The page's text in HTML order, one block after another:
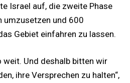
Israel auf, die zweite Phase
umzusetzen und 600
Gebiet einfahren zu lassen.
weit. Und deshalb bitten wir
ihre Versprechen zu halten“,